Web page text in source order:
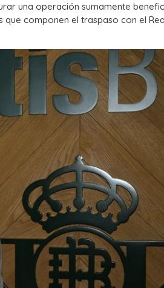
una operación sumamente
componen el traspaso con el